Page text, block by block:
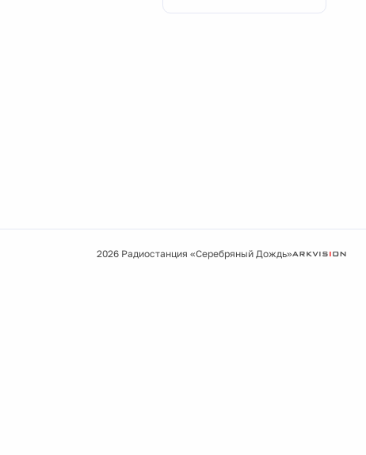
2026 Радиостанция «Серебряный Дождь»